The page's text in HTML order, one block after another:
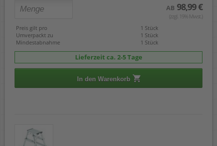
AB 98,99 €
(zzgl. 19% Mwst.)
Preis gilt pro
1 Stück
Umverpackt zu
1 Stück
Mindestabnahme
1 Stück
Lieferzeit ca. 2-5 Tage
In den Warenkorb